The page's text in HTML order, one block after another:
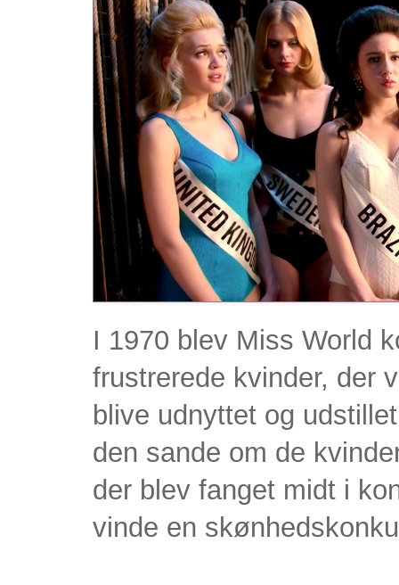
I 1970 blev Miss World
frustrerede kvinder, der
blive udnyttet og
den sande om de
der blev fanget midt i
vinde en